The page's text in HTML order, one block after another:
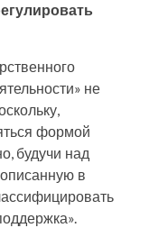
не
формой
будучи над
в